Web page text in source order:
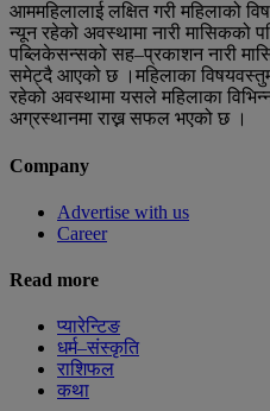
आममहिलालाई लक्षित गरी महिलाको
न्यून रहेको अवस्थामा नारी मासिकको
पब्लिकेसन्सको सह–प्रकाशन नारी
समेट्दै आएको छ ।महिलाका
रहेको अवस्थामा यसले महिलाका
अग्रस्थानमा राख्न सफल भएको छ ।
Company
Advertise with us
Career
Read more
प्यारेन्टिङ
धर्म–संस्कृति
राशिफल
कथा